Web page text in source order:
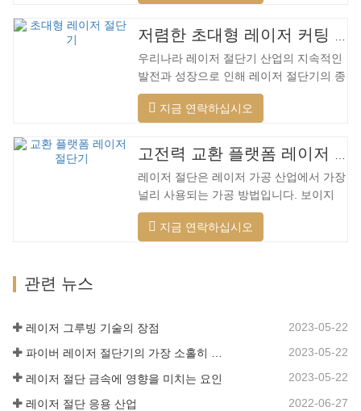
나은 품질 및 더 낮은 비용을 적용할 수 있
습니다. 저전력에서 고출력 레이저 범위까
지. 레이저 헤드는 자동으로 장애물을 피
할 수 있습니다. 레이저 헤드는 높은 동적
반응을 수행하고 장애물을 사전에 예측하
며 레이저 헤드를 최대한 보호할 수 있습
미늄 합금은 가볍고 강한 강성을 갖고 있
어 가공 시…
우리나라 레이저 절단기 산업의 지속적인
발전과 성장으로 인해 레이저 절단기의 종
류가 점점 더 많아지고 있으며 레이저 절
단기의 모델이 지속적으로 풍부해지고 있
는 제품의 품질이 지속적으로 향상되고 있
습니다. 개선. 국내 레이저 절단기의 연구
개발 및 생산에서 큰 진전이 이루어졌습니
다. 강력한 R&D 역량과 우수한 제품 품질
을 갖춘 Lin Laser는 전국에 기반을 두고
세계를 바라보고 있습니다. 절단기 형식에
지금 연락하십시오
레이저 절단은 레이저 가공 산업에서 가장
널리 사용되는 가공 방법입니다. 보이지
않는 빔은 전통적인 기계식 칼을 대체하며
절단 패턴, 자동 조판, 재료 절약, 부드러
가 짧으며 생산 구성이 쉽고 열 민감도가
낮은 용접 베드 기술을 채택합니다. , 절단
재료는 더 넓은 범위, 더 빠른 속도, 더 나
지금 연락하십시오
관련 뉴스
레이저 그루빙 기술의 장점 2023-05-22
파이버 레이저 절단기의 가장 소홀히 한 세부 사항 2023-05-22
레이저 절단 금속에 영향을 미치는 요인 2023-05-22
레이저 절단 응용 산업 2022-06-27